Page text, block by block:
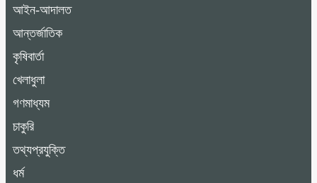
আইন-আদালত
আন্তর্জাতিক
কৃষিবার্তা
খেলাধুলা
গণমাধ্যম
চাকুরি
তথ্যপ্রযুক্তি
ধর্ম